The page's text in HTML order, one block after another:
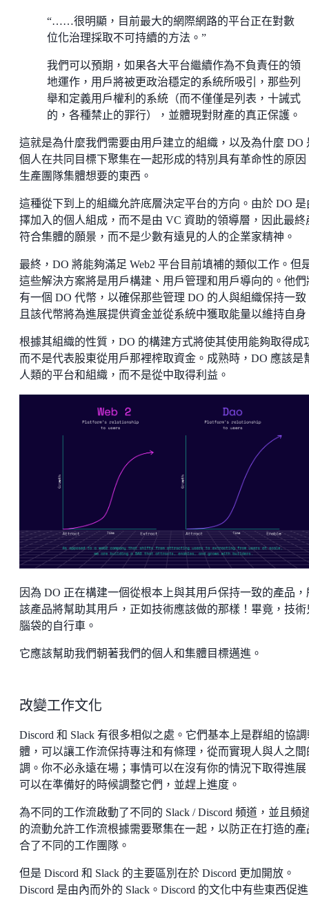
“……很明顯，目前最大的網際網路的平台正在對數
位化治理採取不可持續的方法。”
我們可以預期，如果各大平台繼續作為不負責任的領
地運作，用戶將被更政治穩定的系統所吸引，那些列
舉和定義用戶權利的系統（而不僅僅是列表，十誡式
的，各種禁止的罪行），並體現對財產的真正保護。
這就是為什麼我們需要由用戶建立的組織，以及為什麼 DO
個人在共同目標下聚集在一起形成的特別具有革命性的原因
生產團隊集體想要的東西。
這種從下到上的組織允許底層決定平台的方向。由於 DO 是
擇加入的個人組成，而不是由 VC 資助的領導層，因此最終
符合集體的願景，而不是少數有遠見的人的企業家精神。
最終，DO 將能夠滿足 Web2 平台目前填補的類似工作。但
這些解決方案將是用戶構建、用戶管理和用戶導向的。他們
有一個 DO 代幣，以確保那些管理 DO 的人與組織保持一致
且該代幣將為進展提供資金並從系統中獲取能量以維持自身
根據其組織的性質，DO 的構建方式將使其使用能夠取得成
而不是代表股東從用戶那裡榨取資金。成熟時，DO 應該是
人類的平台和組織，而不是從中取得利益。
因為 DO 正在構建一個從根本上與其用戶保持一致的產品，
該產品將幫助其用戶，正如技術應該做的那樣！畢竟，技術
腦袋的自行車。
它應該幫助我們朝著我們的個人和集體目標邁進。
改變工作文化
Discord 和 Slack 有很多相似之處。它們基本上是群組的協
體，可以讓工作流保持專注和有條理，從而實現人與人之間
調。你不必永遠在場；事情可以在沒有你的情況下取得進展
可以在準備好的時候調整它們，並趕上進度。
為不同的工作流啟動了不同的 Slack / Discord 頻道，並且頻
的流動允許工作流根據需要聚集在一起，以防正在打造的產
合了不同的工作團隊。
但是 Discord 和 Slack 的主要區別在於 Discord 更加開放。
Discord 是由內而外的 Slack。Discord 的文化中有些東西促